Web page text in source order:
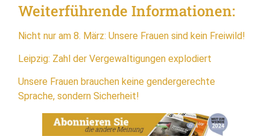
Weiterführende Informationen:
Nicht nur am 8. März: Unsere Frauen sind kein Freiwild!
Leipzig: Zahl der Vergewaltigungen explodiert
Unsere Frauen brauchen keine gendergerechte
Sprache, sondern Sicherheit!